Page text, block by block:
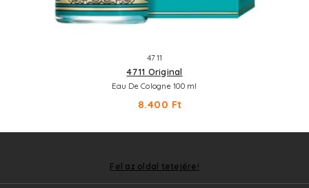
4711
4711 Original
Eau De Cologne 100 ml
8.400 Ft
Fel az oldal tetejére!